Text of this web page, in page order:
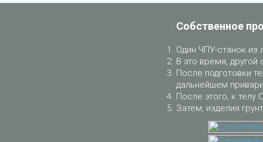
Собственное
Один ЧПУ-станок из
В это время, другой
После подготовки
дальнейшем
После этого, к телу
Затем, изделия